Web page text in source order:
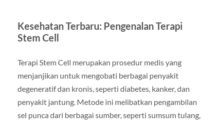
Kesehatan Terbaru: Pengenalan Terapi
Stem Cell
Terapi Stem Cell merupakan prosedur medis yang
menjanjikan untuk mengobati berbagai penyakit
degeneratif dan kronis, seperti diabetes, kanker, dan
penyakit jantung. Metode ini melibatkan pengambilan
sel punca dari berbagai sumber, seperti sumsum tulang,